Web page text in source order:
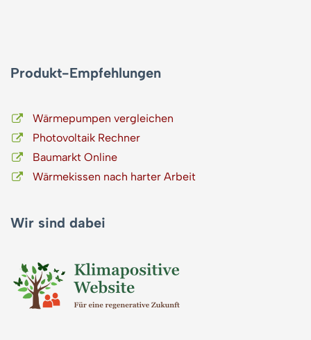
Produkt-Empfehlungen
Wärmepumpen vergleichen
Photovoltaik Rechner
Baumarkt Online
Wärmekissen nach harter Arbeit
Wir sind dabei